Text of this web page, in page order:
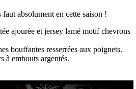
absolument en cette saison !
ajourée et jersey lamé motif chevrons
bouffantes resserrées aux poignets.
à embouts argentés.